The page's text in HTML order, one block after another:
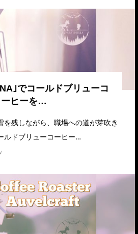
｣でコールドブリューコ
ーヒーを…
を残しながら、職場への道が芽吹き
ルドブリューコーヒー…